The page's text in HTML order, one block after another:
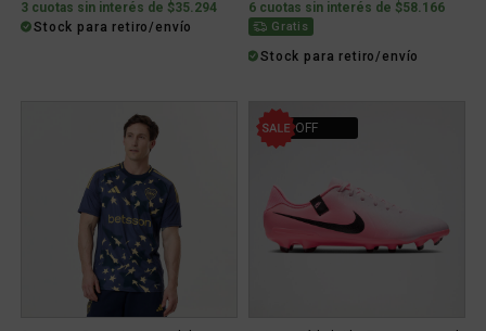
3 cuotas sin interés de $35.294
Stock para retiro/envío
6 cuotas sin interés de $58.166
Gratis
Stock para retiro/envío
55% OFF